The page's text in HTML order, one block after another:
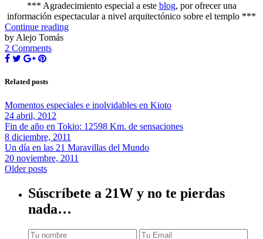
*** Agradecimiento especial a este blog, por ofrecer una
información espectacular a nivel arquitectónico sobre el templo ***
Continue reading
by Alejo Tomás
2 Comments
Related posts
Momentos especiales e inolvidables en Kioto
24 abril, 2012
Fin de año en Tokio: 12598 Km. de sensaciones
8 diciembre, 2011
Un día en las 21 Maravillas del Mundo
20 noviembre, 2011
Older posts
Súscríbete a 21W y no te pierdas
nada…